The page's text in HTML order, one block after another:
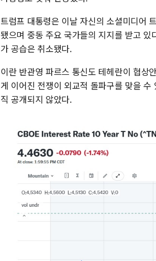
트럼프 대통령은 이날 자신의 소셜미디어
됐으며 중동 주요 국가들의 지지를 받고
가 공습은 취소됐다.
이란 반관영 파르스 통신도 테헤란이 협상
게 이어진 전쟁이 외교적 돌파구를 맞을
직 공개되지 않았다.